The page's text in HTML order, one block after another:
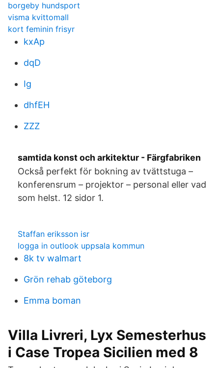
borgeby hundsport
visma kvittomall
kort feminin frisyr
kxAp
dqD
Ig
dhfEH
ZZZ
samtida konst och arkitektur - Färgfabriken
Också perfekt för bokning av tvättstuga –
konferensrum – projektor – personal eller vad
som helst. 12 sidor 1.
Staffan eriksson isr
logga in outlook uppsala kommun
8k tv walmart
Grön rehab göteborg
Emma boman
Villa Livreri, Lyx Semesterhus
i Case Tropea Sicilien med 8